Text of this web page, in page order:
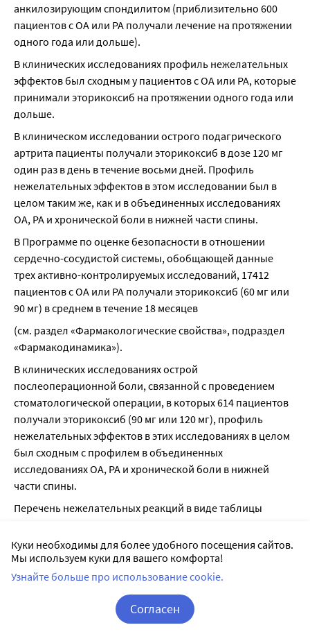
анкилозирующим спондилитом (приблизительно 600
пациентов с ОА или РА получали лечение на протяжении
одного года или дольше).
В клинических исследованиях профиль нежелательных
эффектов был сходным у пациентов с ОА или РА, которые
принимали эторикоксиб на протяжении одного года или
дольше.
В клиническом исследовании острого подагрического
артрита пациенты получали эторикоксиб в дозе 120 мг
один раз в день в течение восьми дней. Профиль
нежелательных эффектов в этом исследовании был в
целом таким же, как и в объединенных исследованиях
ОА, РА и хронической боли в нижней части спины.
В Программе по оценке безопасности в отношении
сердечно-сосудистой системы, обобщающей данные
трех активно-контролируемых исследований, 17412
пациентов с ОА или РА получали эторикоксиб (60 мг или
90 мг) в среднем в течение 18 месяцев
(см. раздел «Фармакологические свойства», подраздел
«Фармакодинамика»).
В клинических исследованиях острой
послеоперационной боли, связанной с проведением
стоматологической операции, в которых 614 пациентов
получали эторикоксиб (90 мг или 120 мг), профиль
нежелательных эффектов в этих исследованиях в целом
был сходным с профилем в объединенных
исследованиях ОА, РА и хронической боли в нижней
части спины.
Перечень нежелательных реакций в виде таблицы
зарегистрированы с большей частотой при применении
препарата, чем при применении плацебо, в клинических
исследованиях у пациентов с ОА, РА, хронической болью
в нижней части спины или с анкилозирующим
спондилитом, которые принимали эторикоксиб в дозе 30
Куки необходимы для более удобного посещения сайтов.
Мы используем куки для вашего комфорта!
Узнайте больше про использование cookie.
Согласен